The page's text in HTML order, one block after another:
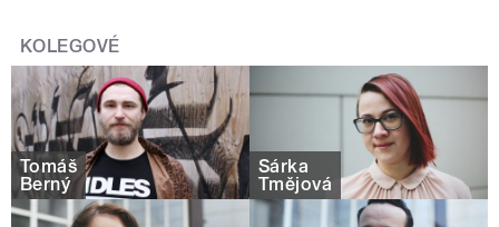
KOLEGOVÉ
Tomáš
Berný
Šárka
Tmějová